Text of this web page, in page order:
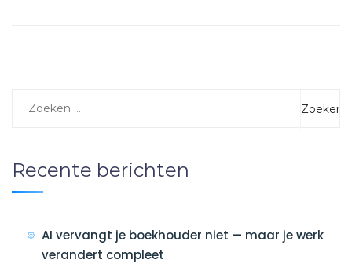
Recente berichten
AI vervangt je boekhouder niet — maar je werk
verandert compleet